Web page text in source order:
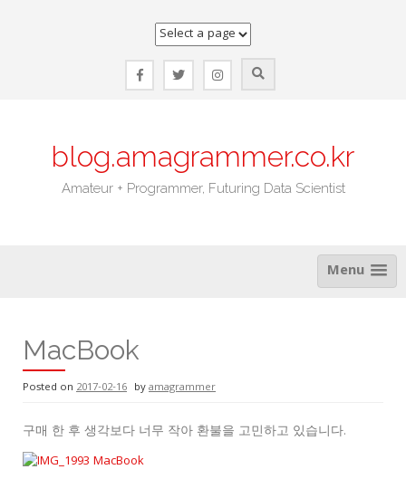
blog.amagrammer.co.kr
Amateur + Programmer, Futuring Data Scientist
Menu
MacBook
Posted on 2017-02-16 byamagrammer
구매 한 후 생각보다 너무 작아 환불을 고민하고 있습니다.